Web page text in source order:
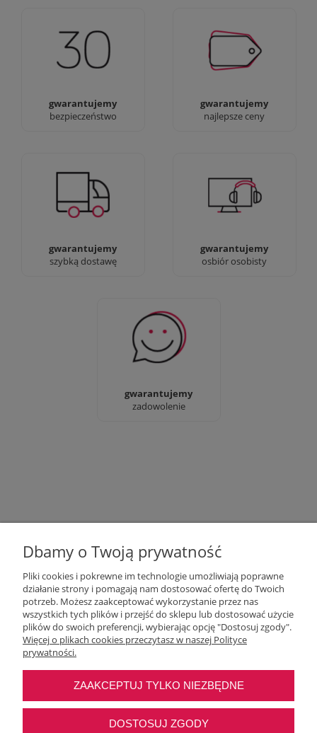
gwarantujemy
bezpieczeństwo
Jesteśmy firmą z 30-
gwarantujemy
najlepsze ceny
Ciężko pracujemy aby
zapewnić najlepsze
gwarantujemy
szybką dostawę
90% dostaw następnego
dnia, bez dopłat!
gwarantujemy
osbiór osobisty
Jesteśmy prawdziwi :)
możesz przyjść i
gwarantujemy
zadowolenie
Sprawdź nasze 100%
zadowolenia Klientów
Moje konto
Najczęstsze pytania
Dbamy o Twoją prywatność
Pliki cookies i pokrewne im technologie umożliwiają poprawne
działanie strony i pomagają nam dostosować ofertę do Twoich
potrzeb. Możesz zaakceptować wykorzystanie przez nas
wszystkich tych plików i przejść do sklepu lub dostosować użycie
plików do swoich preferencji, wybierając opcję "Dostosuj zgody".
Więcej o plikach cookies przeczytasz w naszej Polityce
prywatności.
ZAAKCEPTUJ TYLKO NIEZBĘDNE
DOSTOSUJ ZGODY